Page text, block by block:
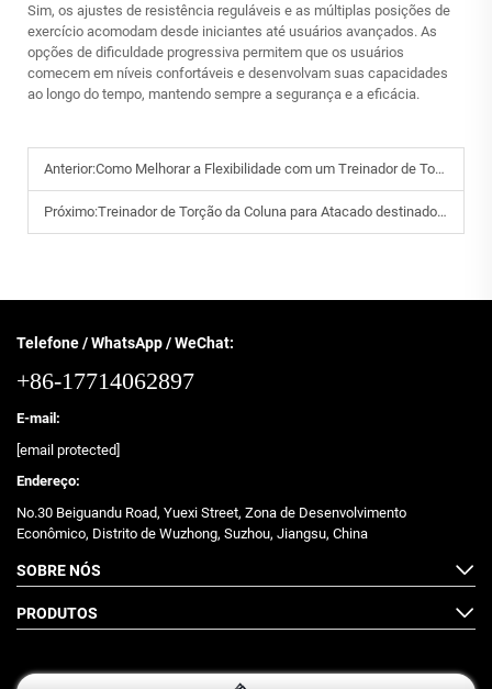
Sim, os ajustes de resistência reguláveis e as múltiplas posições de
exercício acomodam desde iniciantes até usuários avançados. As
opções de dificuldade progressiva permitem que os usuários
comecem em níveis confortáveis e desenvolvam suas capacidades
ao longo do tempo, mantendo sempre a segurança e a eficácia.
Anterior:Como Melhorar a Flexibilidade com um Treinador de Torção e Alongamento da Coluna?
Próximo:Treinador de Torção da Coluna para Atacado destinado a Distribuidores Japoneses de Equipamentos de Fitness
Telefone / WhatsApp / WeChat:
+86-17714062897
E-mail:
[email protected]
Endereço:
No.30 Beiguandu Road, Yuexi Street, Zona de Desenvolvimento
Econômico, Distrito de Wuzhong, Suzhou, Jiangsu, China
SOBRE NÓS
PRODUTOS